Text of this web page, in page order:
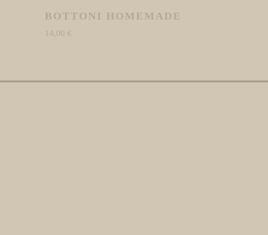
BOTTONI HOMEMADE
14,00 €